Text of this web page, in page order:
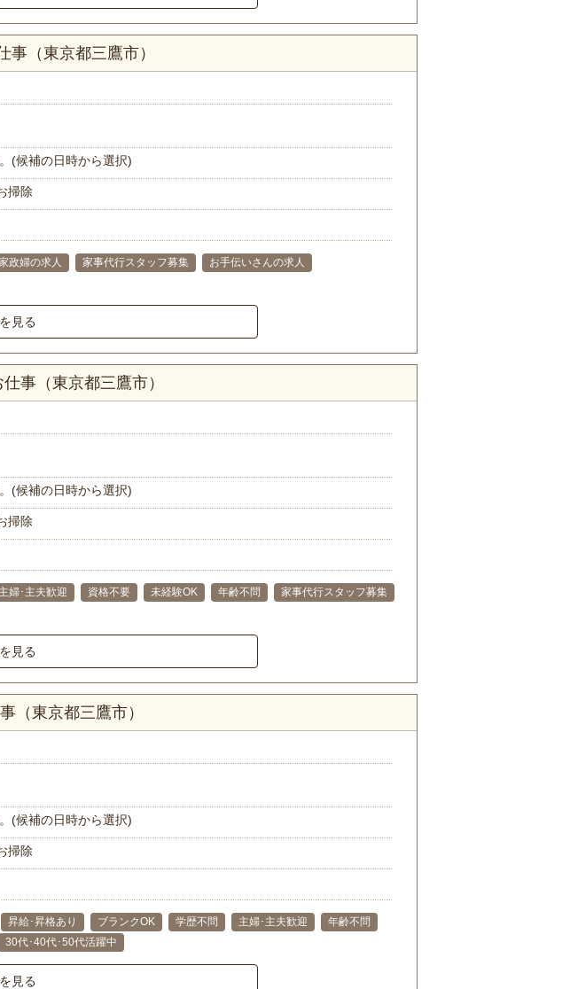
（東京都三鷹市）
(候補の日時から選択)
掃除
政婦の求人 家事代行スタッフ募集
お手伝いさんの求人
見る
事（東京都三鷹市）
(候補の日時から選択)
掃除
主婦･主夫歓迎 資格不要 未経験OK 年齢不問
家事代行スタッフ募集
見る
（東京都三鷹市）
(候補の日時から選択)
掃除
昇給･昇格あり ブランクOK 学歴不問 主婦･主夫歓迎
年齢不問
30代･40代･50代活躍中
見る